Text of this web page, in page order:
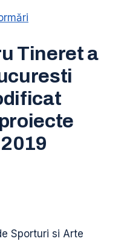
Tineret a
Sporturi si Arte